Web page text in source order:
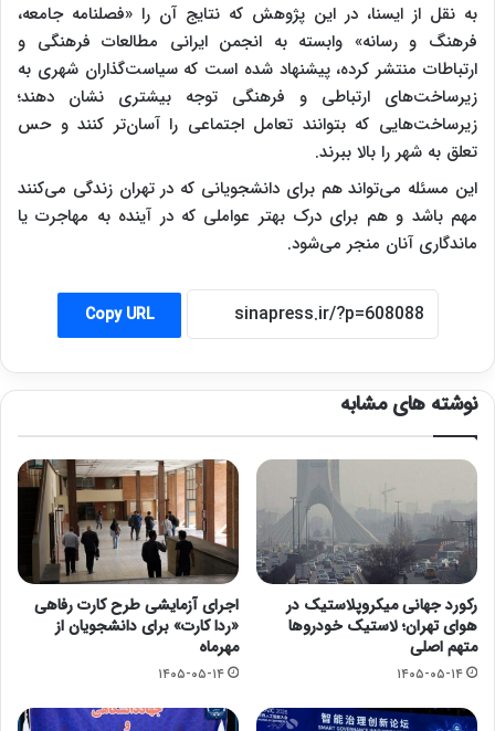
به نقل از ایسنا، در این پژوهش که نتایج آن را «فصلنامه جامعه،
فرهنگ و رسانه» وابسته به انجمن ایرانی مطالعات فرهنگی و
ارتباطات منتشر کرده، پیشنهاد شده است که سیاست‌گذاران شهری به
زیرساخت‌های ارتباطی و فرهنگی توجه بیشتری نشان دهند؛
زیرساخت‌هایی که بتوانند تعامل اجتماعی را آسان‌تر کنند و حس
تعلق به شهر را بالا ببرند.
این مسئله می‌تواند هم برای دانشجویانی که در تهران زندگی می‌کنند
مهم باشد و هم برای درک بهتر عواملی که در آینده به مهاجرت یا
ماندگاری آنان منجر می‌شود.
Copy URL
نوشته های مشابه
رکورد جهانی میکروپلاستیک در
هوای تهران؛ لاستیک خودروها
متهم اصلی
۱۴۰۵-۰۵-۱۴
اجرای آزمایشی طرح کارت رفاهی
«ردا کارت» برای دانشجویان از
مهرماه
۱۴۰۵-۰۵-۱۴